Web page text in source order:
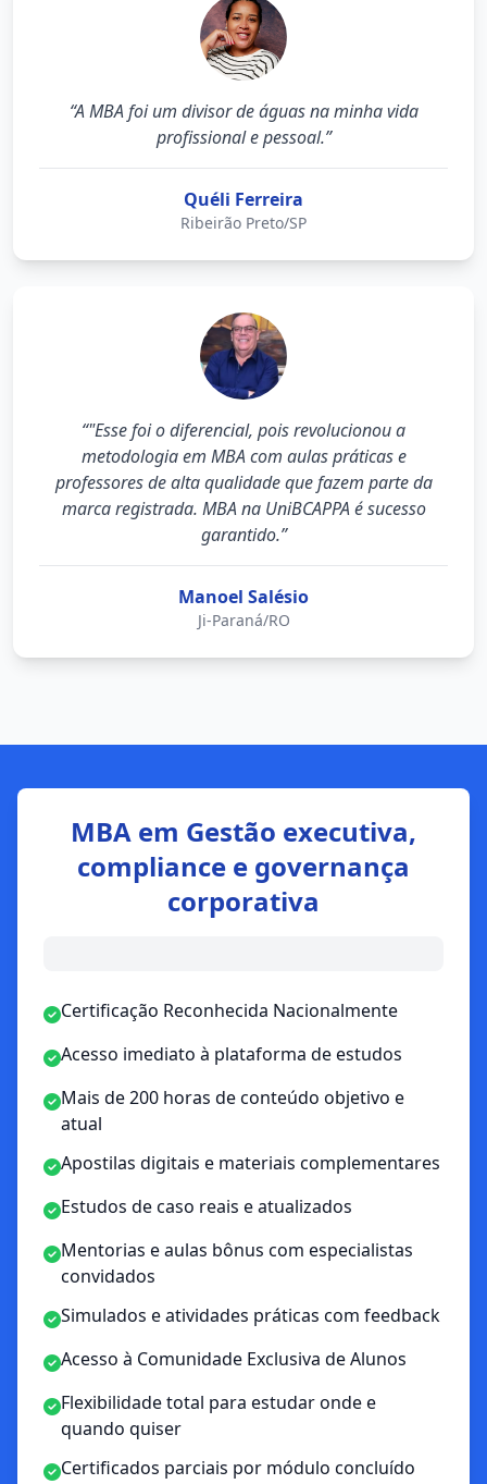
“A MBA foi um divisor de águas na minha vida
profissional e pessoal.”
Quéli Ferreira
Ribeirão Preto/SP
“"Esse foi o diferencial, pois revolucionou a
metodologia em MBA com aulas práticas e
professores de alta qualidade que fazem parte da
marca registrada. MBA na UniBCAPPA é sucesso
garantido.”
Manoel Salésio
Ji-Paraná/RO
MBA em Gestão executiva,
compliance e governança
corporativa
Certificação Reconhecida Nacionalmente
Acesso imediato à plataforma de estudos
Mais de 200 horas de conteúdo objetivo e
atual
Apostilas digitais e materiais complementares
Estudos de caso reais e atualizados
Mentorias e aulas bônus com especialistas
convidados
Simulados e atividades práticas com feedback
Acesso à Comunidade Exclusiva de Alunos
Flexibilidade total para estudar onde e
quando quiser
Certificados parciais por módulo concluído